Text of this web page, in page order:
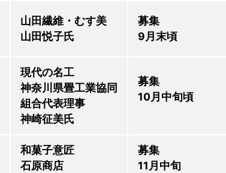
山田繊維・むす美
山田悦子氏
募集
9月末頃
現代の名工
神奈川県畳工業協同
組合代表理事
神崎征美氏
募集
10月中旬頃
和菓子意匠
石原商店
募集
11月中旬